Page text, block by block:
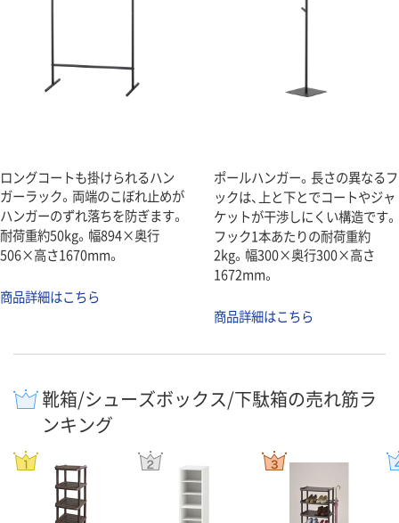
ロングコートも掛けられるハン
ガーラック。両端のこぼれ止めが
ハンガーのずれ落ちを防ぎます。
耐荷重約50kg。幅894×奥行
506×高さ1670mm。
商品詳細はこちら
ポールハンガー。長さの異なるフ
ックは、上と下とでコートやジャ
ケットが干渉しにくい構造です。
フック1本あたりの耐荷重約
2kg。幅300×奥行300×高さ
1672mm。
商品詳細はこちら
靴箱/シューズボックス/下駄箱の売れ筋ラ
ンキング